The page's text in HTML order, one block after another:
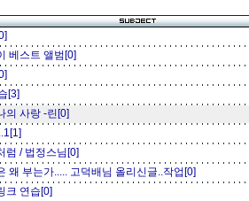
미 시작됐음을 알아
다림은 없어
의 사랑 뿐
베스트 앨범[0]
[3]
의 사랑 -린[0]
럼 / 법정스님[0]
왜 부는가..... 고덕배님 올리신글..작업[0]
크 연습[0]